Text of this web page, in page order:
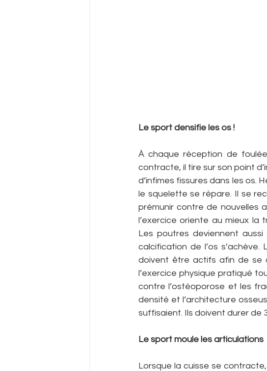
Le sport densifie les os !
À chaque réception de
contracte, il tire sur son point
d’infimes fissures dans les os.
le squelette se répare. Il se
prémunir contre de nouvelles
l’exercice oriente au mieux la
Les poutres deviennent
calcification de l’os
doivent être actifs afin de se
l’exercice physique pratiqué
contre l’ostéoporose et les
densité et l’architecture
suffisaient. Ils doivent durer de
Le sport moule les articulations
Lorsque la cuisse se